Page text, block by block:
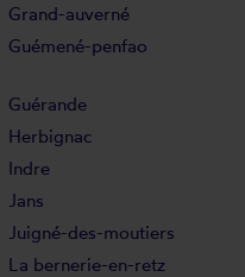
Grand-auverné
Guémené-penfao
Guérande
Herbignac
Indre
Jans
Juigné-des-moutiers
La bernerie-en-retz